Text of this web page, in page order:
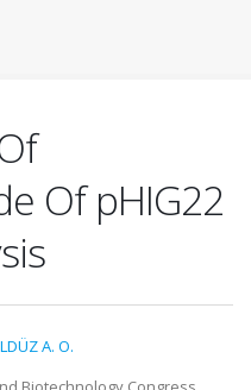
Of pHIG22
A. O.